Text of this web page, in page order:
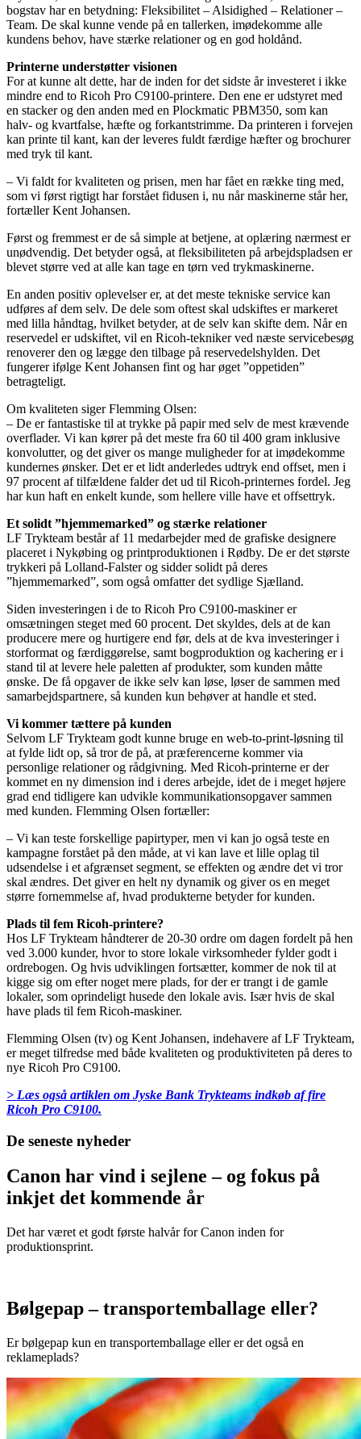
bogstav har en betydning: Fleksibilitet – Alsidighed – Relationer –
Team. De skal kunne vende på en tallerken, imødekomme alle
kundens behov, have stærke relationer og en god holdånd.
Printerne understøtter visionen
For at kunne alt dette, har de inden for det sidste år investeret i ikke
mindre end to Ricoh Pro C9100-printere. Den ene er udstyret med
en stacker og den anden med en Plockmatic PBM350, som kan
halv- og kvartfalse, hæfte og forkantstrimme. Da printeren i forvejen
kan printe til kant, kan der leveres fuldt færdige hæfter og brochurer
med tryk til kant.
– Vi faldt for kvaliteten og prisen, men har fået en række ting med,
som vi først rigtigt har forstået fidusen i, nu når maskinerne står her,
fortæller Kent Johansen.
Først og fremmest er de så simple at betjene, at oplæring nærmest er
unødvendig. Det betyder også, at fleksibiliteten på arbejdspladsen er
blevet større ved at alle kan tage en tørn ved trykmaskinerne.
En anden positiv oplevelser er, at det meste tekniske service kan
udføres af dem selv. De dele som oftest skal udskiftes er markeret
med lilla håndtag, hvilket betyder, at de selv kan skifte dem. Når en
reservedel er udskiftet, vil en Ricoh-tekniker ved næste servicebesøg
renoverer den og lægge den tilbage på reservedelshylden. Det
fungerer ifølge Kent Johansen fint og har øget ”oppetiden”
betragteligt.
Om kvaliteten siger Flemming Olsen:
– De er fantastiske til at trykke på papir med selv de mest krævende
overflader. Vi kan kører på det meste fra 60 til 400 gram inklusive
konvolutter, og det giver os mange muligheder for at imødekomme
kundernes ønsker. Det er et lidt anderledes udtryk end offset, men i
97 procent af tilfældene falder det ud til Ricoh-printernes fordel. Jeg
har kun haft en enkelt kunde, som hellere ville have et offsettryk.
Et solidt ”hjemmemarked” og stærke relationer
LF Trykteam består af 11 medarbejder med de grafiske designere
placeret i Nykøbing og printproduktionen i Rødby. De er det største
trykkeri på Lolland-Falster og sidder solidt på deres
”hjemmemarked”, som også omfatter det sydlige Sjælland.
Siden investeringen i de to Ricoh Pro C9100-maskiner er
omsætningen steget med 60 procent. Det skyldes, dels at de kan
producere mere og hurtigere end før, dels at de kva investeringer i
storformat og færdiggørelse, samt bogproduktion og kachering er i
stand til at levere hele paletten af produkter, som kunden måtte
ønske. De få opgaver de ikke selv kan løse, løser de sammen med
samarbejdspartnere, så kunden kun behøver at handle et sted.
Vi kommer tættere på kunden
Selvom LF Trykteam godt kunne bruge en web-to-print-løsning til
at fylde lidt op, så tror de på, at præferencerne kommer via
personlige relationer og rådgivning. Med Ricoh-printerne er der
kommet en ny dimension ind i deres arbejde, idet de i meget højere
grad end tidligere kan udvikle kommunikationsopgaver sammen
med kunden. Flemming Olsen fortæller:
– Vi kan teste forskellige papirtyper, men vi kan jo også teste en
kampagne forstået på den måde, at vi kan lave et lille oplag til
udsendelse i et afgrænset segment, se effekten og ændre det vi tror
skal ændres. Det giver en helt ny dynamik og giver os en meget
større fornemmelse af, hvad produkterne betyder for kunden.
Plads til fem Ricoh-printere?
Hos LF Trykteam håndterer de 20-30 ordre om dagen fordelt på hen
ved 3.000 kunder, hvor to store lokale virksomheder fylder godt i
ordrebogen. Og hvis udviklingen fortsætter, kommer de nok til at
kigge sig om efter noget mere plads, for der er trangt i de gamle
lokaler, som oprindeligt husede den lokale avis. Især hvis de skal
have plads til fem Ricoh-maskiner.
Flemming Olsen (tv) og Kent Johansen, indehavere af LF Trykteam,
er meget tilfredse med både kvaliteten og produktiviteten på deres to
nye Ricoh Pro C9100.
> Læs også artiklen om Jyske Bank Trykteams indkøb af fire
Ricoh Pro C9100.
De seneste nyheder
Canon har vind i sejlene – og fokus på
inkjet det kommende år
Det har været et godt første halvår for Canon inden for
produktionsprint.
Bølgepap – transportemballage eller?
Er bølgepap kun en transportemballage eller er det også en
reklameplads?